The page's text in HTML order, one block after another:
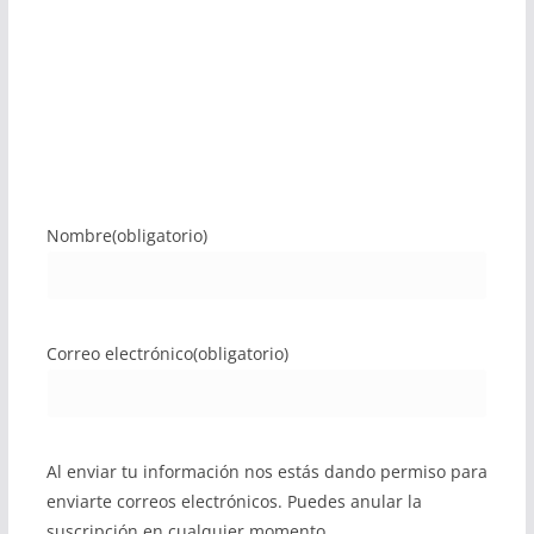
Nombre(obligatorio)
Correo electrónico(obligatorio)
Al enviar tu información nos estás dando permiso para
enviarte correos electrónicos. Puedes anular la